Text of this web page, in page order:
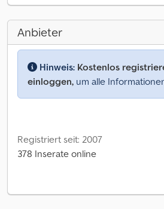
Anbieter
Hinweis: Kostenlos
einloggen, um alle
Registriert seit: 2007
378 Inserate online